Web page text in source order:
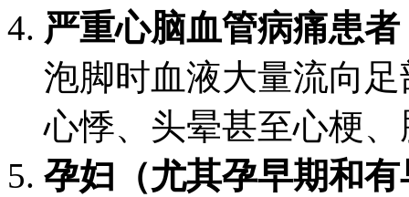
严重心脑血管病痛患
泡脚时血液大量流向
心悸、头晕甚至心梗
孕妇（尤其孕早期和